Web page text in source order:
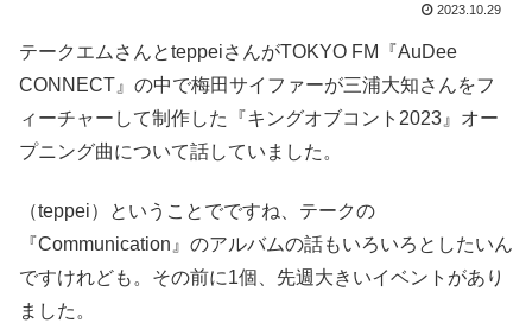
2023.10.29
テークエムさんとteppeiさんがTOKYO FM『AuDee
CONNECT』の中で梅田サイファーが三浦大知さんをフ
ィーチャーして制作した『キングオブコント2023』オー
プニング曲について話していました。
（teppei）ということでですね、テークの
『Communication』のアルバムの話もいろいろとしたいん
ですけれども。その前に1個、先週大きいイベントがあり
ました。